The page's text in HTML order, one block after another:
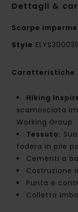
Dettagli &
Scarpe
Style ELYS300035
Caratteristiche
Hiking
scamosciata
Working Group
Tessuto:
fodera in pile
Cementi a
Costruzione
Punta e
Colletto